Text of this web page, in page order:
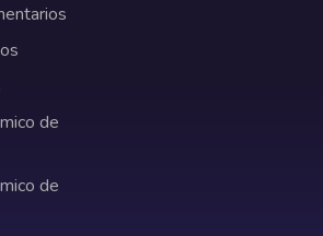
de
de